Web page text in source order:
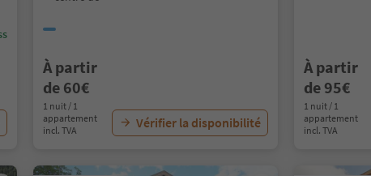
À partir
de 60€
1 nuit / 1
appartement
incl. TVA
Vérifier la disponibilité
À partir
de 95€
1 nuit / 1
appartement
incl. TVA